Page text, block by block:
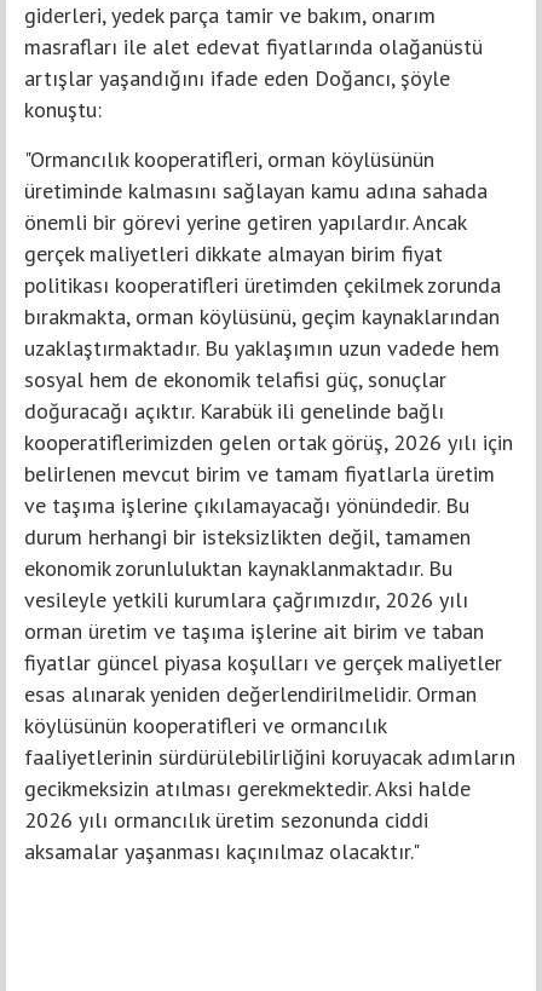
giderleri, yedek parça tamir ve bakım, onarım
masrafları ile alet edevat fiyatlarında olağanüstü
artışlar yaşandığını ifade eden Doğancı, şöyle
konuştu:
"Ormancılık kooperatifleri, orman köylüsünün
üretiminde kalmasını sağlayan kamu adına sahada
önemli bir görevi yerine getiren yapılardır. Ancak
gerçek maliyetleri dikkate almayan birim fiyat
politikası kooperatifleri üretimden çekilmek zorunda
bırakmakta, orman köylüsünü, geçim kaynaklarından
uzaklaştırmaktadır. Bu yaklaşımın uzun vadede hem
sosyal hem de ekonomik telafisi güç, sonuçlar
doğuracağı açıktır. Karabük ili genelinde bağlı
kooperatiflerimizden gelen ortak görüş, 2026 yılı için
belirlenen mevcut birim ve tamam fiyatlarla üretim
ve taşıma işlerine çıkılamayacağı yönündedir. Bu
durum herhangi bir isteksizlikten değil, tamamen
ekonomik zorunluluktan kaynaklanmaktadır. Bu
vesileyle yetkili kurumlara çağrımızdır, 2026 yılı
orman üretim ve taşıma işlerine ait birim ve taban
fiyatlar güncel piyasa koşulları ve gerçek maliyetler
esas alınarak yeniden değerlendirilmelidir. Orman
köylüsünün kooperatifleri ve ormancılık
faaliyetlerinin sürdürülebilirliğini koruyacak adımların
gecikmeksizin atılması gerekmektedir. Aksi halde
2026 yılı ormancılık üretim sezonunda ciddi
aksamalar yaşanması kaçınılmaz olacaktır."